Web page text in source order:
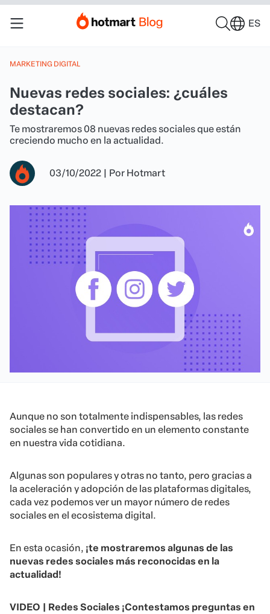
ES
MARKETING DIGITAL
Nuevas redes sociales: ¿cuáles
destacan?
Te mostraremos 08 nuevas redes sociales que están
creciendo mucho en la actualidad.
03/10/2022 | Por Hotmart
Aunque no son totalmente indispensables, las redes
sociales se han convertido en un elemento constante
en nuestra vida cotidiana.
Algunas son populares y otras no tanto, pero gracias a
la aceleración y adopción de las plataformas digitales,
cada vez podemos ver un mayor número de redes
sociales en el ecosistema digital.
En esta ocasión, ¡te mostraremos algunas de las
nuevas redes sociales más reconocidas en la
actualidad!
VIDEO | Redes Sociales ¡Contestamos preguntas en